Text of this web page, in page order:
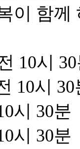
이 함께
10시
10시 30
시 30분
시 30분